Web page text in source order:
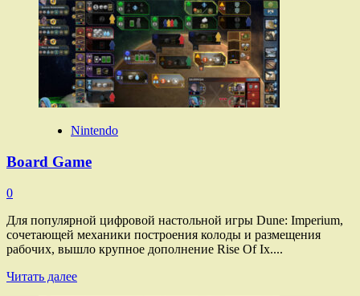
о
Инсайдер
рассказал,
когда
фанаты
Starfield
получат
новый
контент
—
транспорт
августе
Nintendo
Board Game
0
Для популярной цифровой настольной игры Dune: Imperium,
сочетающей механики построения колоды и размещения
рабочих, вышло крупное дополнение Rise Of Ix....
Читать далееПрочитать